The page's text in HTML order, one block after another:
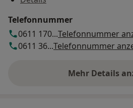
Telefonnummer
0611 170...Telefonnummer
0611 36...Telefonnummer
Mehr Detailsüber